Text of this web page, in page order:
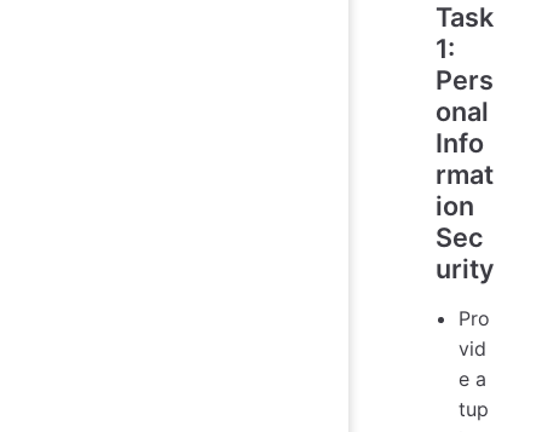
Task
1:
Pers
onal
Info
rmat
ion
Sec
urity
Pro
vid
e a
tup